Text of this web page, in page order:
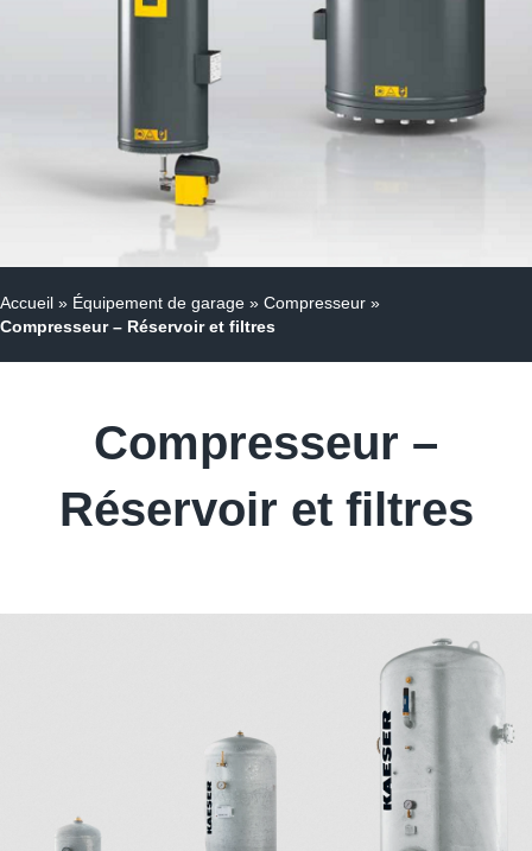
Accueil » Équipement de garage » Compresseur »
Compresseur – Réservoir et filtres
Compresseur –
Réservoir et filtres